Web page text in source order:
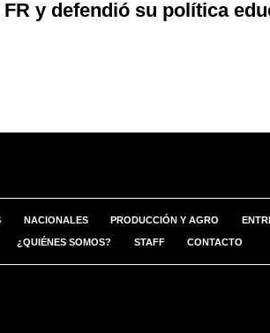
y defendió su política
NACIONALES PRODUCCIÓN Y AGRO
¿QUIÉNES SOMOS? STAFF CONTACTO